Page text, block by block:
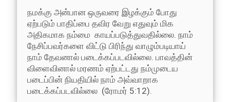
நமக்கு அன்பான ஒருவரை இழக்கும் போது
ஏற்படும் பாதிப்பை தவிர வேறு எதுவும் மிக
அதிகமாக நம்மை காயப்படுத்துவதில்லை. நாம்
நேசிப்பவர்களை விட்டு பிரிந்து வாழும்படியாய்
நாம் தேவனால் படைக்கப்படவில்லை. பாவத்தின்
விளைவினால் மரணம் ஏற்பட்டது நம்முடைய
படைப்பின் நியதியில் நாம் அவ்வாறாக
படைக்கப்படவில்லை (ரோமர் 5:12).